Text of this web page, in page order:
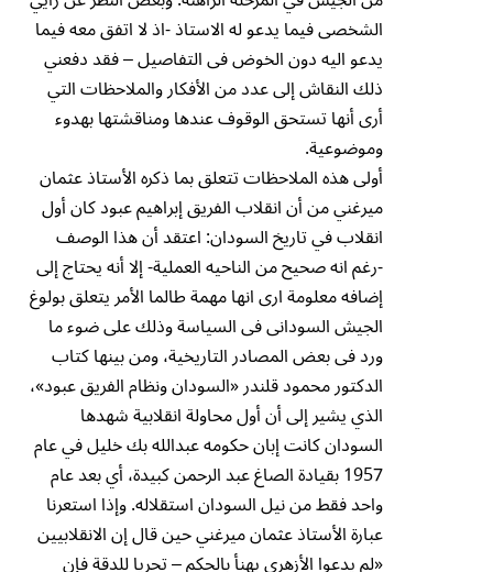
الشخصى فيما يدعو له الاستاذ -اذ لا اتفق معه فيما
يدعو اليه دون الخوض فى التفاصيل – فقد دفعني
ذلك النقاش إلى عدد من الأفكار والملاحظات التي
أرى أنها تستحق الوقوف عندها ومناقشتها بهدوء
وموضوعية.
أولى هذه الملاحظات تتعلق بما ذكره الأستاذ عثمان
ميرغني من أن انقلاب الفريق إبراهيم عبود كان أول
انقلاب في تاريخ السودان: اعتقد أن هذا الوصف
-رغم انه صحيح من الناحيه العملية- إلا أنه يحتاج إلى
إضافه معلومة ارى انها مهمة طالما الأمر يتعلق بولوغ
الجيش السودانى فى السياسة وذلك على ضوء ما
ورد فى بعض المصادر التاريخية، ومن بينها كتاب
الدكتور محمود قلندر «السودان ونظام الفريق عبود»،
الذي يشير إلى أن أول محاولة انقلابية شهدها
السودان كانت إبان حكومه عبدالله بك خليل في عام
1957 بقيادة الصاغ عبد الرحمن كبيدة، أي بعد عام
واحد فقط من نيل السودان استقلاله. وإذا استعرنا
عبارة الأستاذ عثمان ميرغني حين قال إن الانقلابيين
«لم يدعوا الأزهري يهنأ بالحكم – تحريا للدقة فإن